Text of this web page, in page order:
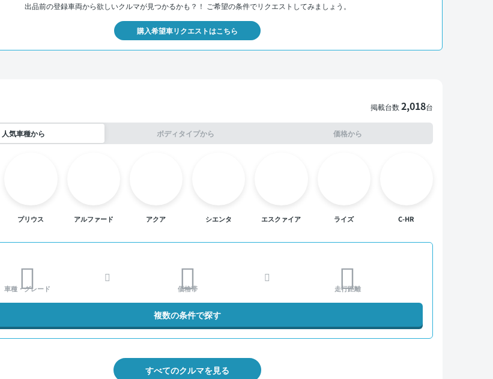
出品前の登録車両から欲しいクルマが見つかるかも？！ ご希望の条件でリクエストしてみましょう。
購入希望車リクエストはこちら
掲載台数2,018台
人気車種から ボディタイプから 価格から
プリウス アルファード アクア シエンタ エスクァイア ライズ C-HR
車種・グレード 価格帯 走行距離
複数の条件で探す
すべてのクルマを見る